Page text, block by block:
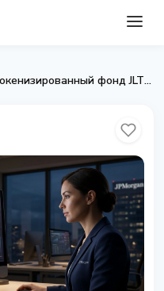
JPMorgan подал заявку в SEC на токенизированный фонд JLTXX на Ethereum